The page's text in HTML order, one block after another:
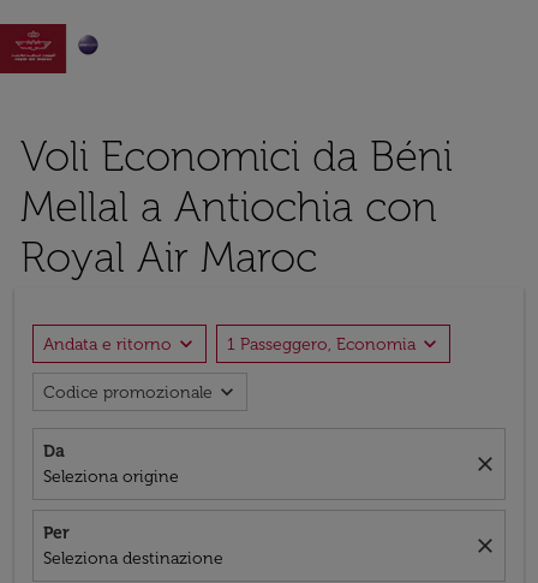

Voli Economici da Béni
Mellal a Antiochia con
Royal Air Maroc
Andata e ritorno expand_more 1 Passeggero, Economia expand_more
Codice promozionale expand_more
Da
Seleziona origine
close
Per
Seleziona destinazione
close